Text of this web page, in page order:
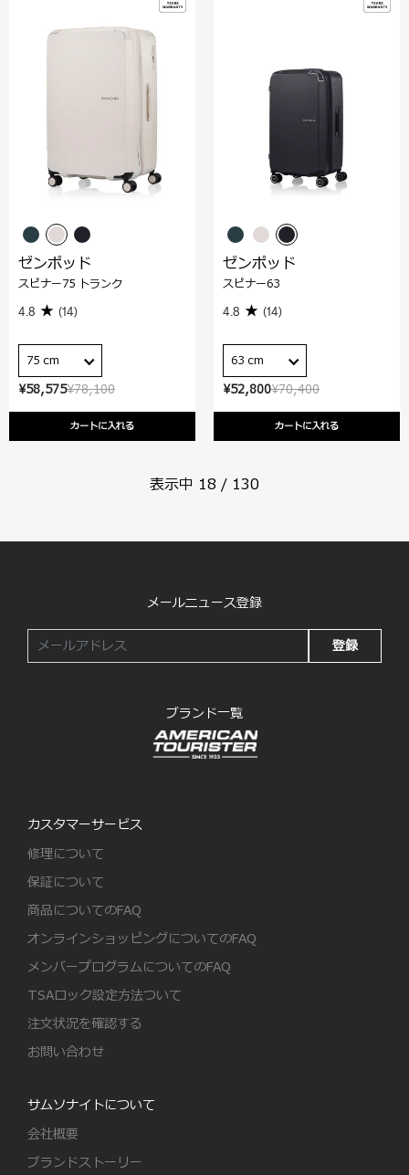
¥78,100
¥58,575
カートに入れる
ゼンポッド
スピナー75 トランク
4.8 (14)
75 cm
¥70,400
¥52,800
カートに入れる
ゼンポッド
スピナー63
4.8 (14)
63 cm
表示中 18 / 130
メールニュース登録
登録
ブランド一覧
カスタマーサービス
修理について
保証について
商品についてのFAQ
オンラインショッピングについてのFAQ
メンバープログラムについてのFAQ
TSAロック設定方法ついて
注文状況を確認する
お問い合わせ
サムソナイトについて
会社概要
ブランドストーリー